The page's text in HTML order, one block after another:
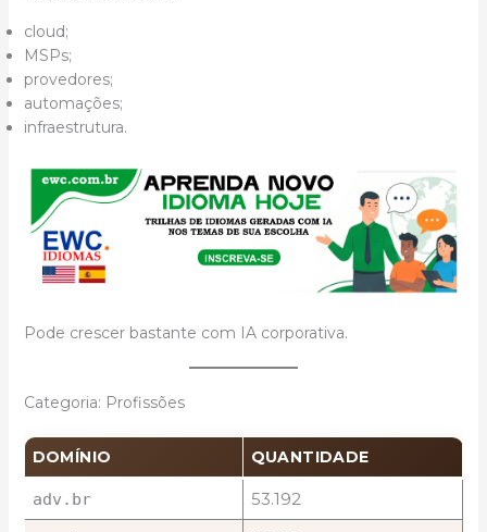
cloud;
MSPs;
provedores;
automações;
infraestrutura.
Pode crescer bastante com IA corporativa.
Categoria: Profissões
DOMÍNIO QUANTIDADE
adv.br 53.192